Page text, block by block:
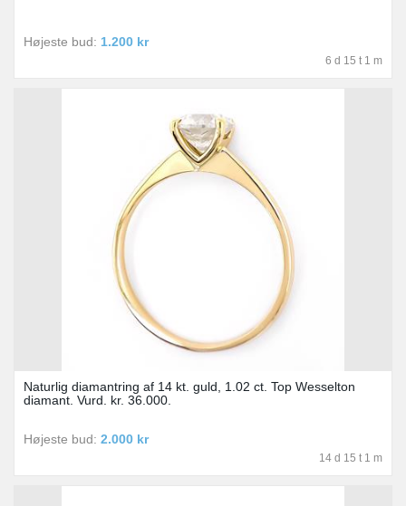
Højeste bud: 1.200 kr
6 d 15 t 1 m
Naturlig diamantring af 14 kt. guld, 1.02 ct. Top Wesselton
diamant. Vurd. kr. 36.000.
Højeste bud: 2.000 kr
14 d 15 t 1 m